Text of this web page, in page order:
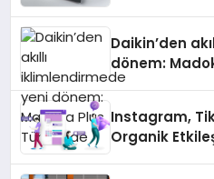
Daikin’den
dönem:
Instagram,
Organik